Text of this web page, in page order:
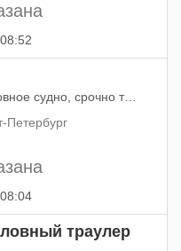
В компанию СЗРК, на краболовное судно, срочно требуется рефмеханик с опытом работы.
Петербург
траулер